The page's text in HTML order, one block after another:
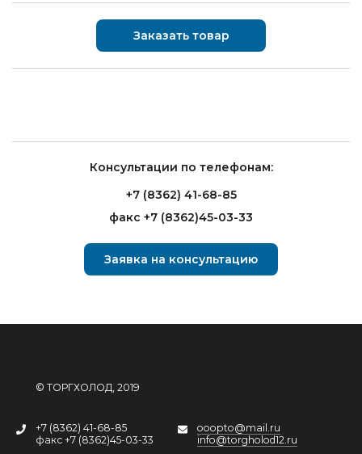
Заказать товар
Консультации по телефонам:
+7 (8362) 41-68-85
факс +7 (8362)45-03-33
Заявка на консультацию
© ТОРГХОЛОД, 2019
+7 (8362) 41-68-85
факс +7 (8362)45-03-33
ooopto@mail.ru
info@torgholod12.ru